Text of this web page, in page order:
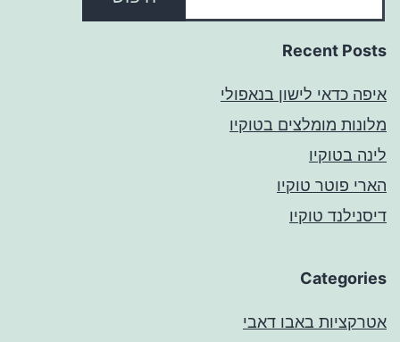
Recent Posts
איפה כדאי לישון בנאפולי
מלונות מומלצים בטוקיו
לינה בטוקיו
הארי פוטר טוקיו
דיסנילנד טוקיו
Categories
אטרקציות באבו דאבי